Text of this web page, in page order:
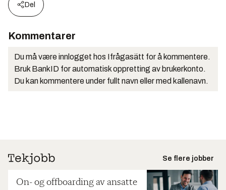
Del
Kommentarer
Du må være innlogget hos Ifrågasätt for å kommentere.
Bruk BankID for automatisk oppretting av brukerkonto.
Du kan kommentere under fullt navn eller med kallenavn.
Se flere jobber
On- og offboarding av ansatte